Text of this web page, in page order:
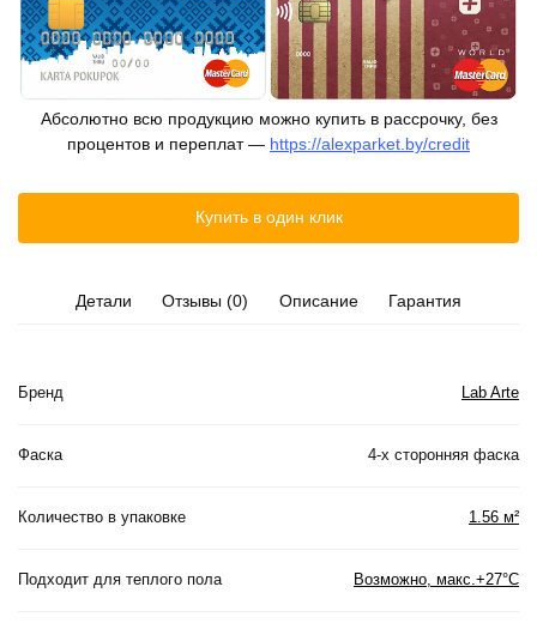
Абсолютно всю продукцию можно купить в рассрочку, без
процентов и переплат — https://alexparket.by/credit
Купить в один клик
Детали Отзывы (0) Описание Гарантия
Бренд Lab Arte
Фаска 4-х сторонняя фаска
Количество в упаковке 1.56 м²
Подходит для теплого пола Возможно, макс.+27°С